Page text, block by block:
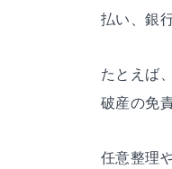
払い、銀
たとえば
破産の免
任意整理